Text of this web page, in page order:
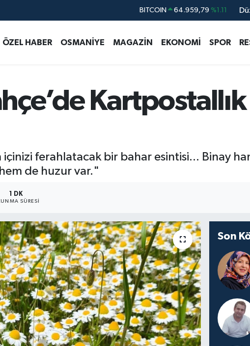
DOLAR 47,7436 %0.18
STERLİN 64,4811 %0.38
BITCOIN 64.959,79 %1.11
ÖZEL HABER OSMANİYE MAGAZİN EKONOMİ SPOR
içinizi ferahlatacak bir bahar esintisi... Binay
de huzur var."
1 DK
SÜRESI
Son